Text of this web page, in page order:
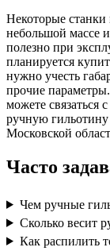
Некоторые
небольшой массе
полезно при
планируется
нужно учесть
прочие
можете
ручную
Московской
Часто
Чем ручные
Сколько весит
Как распилить